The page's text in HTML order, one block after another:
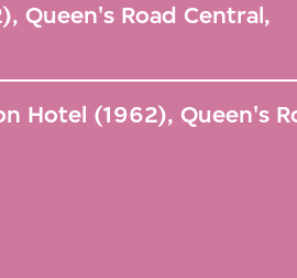
Queen's Road Central,
Hotel (1962), Queen's